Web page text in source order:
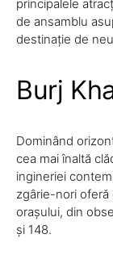
principalele
de ansamblu
destinație de
Burj
Dominând
cea mai înaltă
ingineriei
zgârie-nori oferă
orașului, din
și 148.